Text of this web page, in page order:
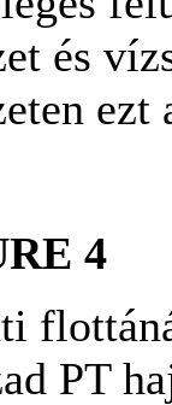
és
ezt
4
PT